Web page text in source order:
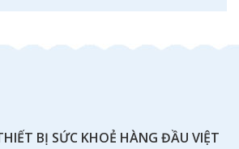
BỊ SỨC KHOẺ HÀNG ĐẦU VIỆT